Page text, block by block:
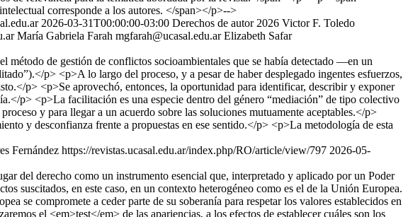
corresponde a los autores. </span></p>-->
2026-03-31T00:00:00-03:00 Derechos de autor 2026 Victor F. Toledo
María Gabriela Farah mgfarah@ucasal.edu.ar Elizabeth Safar
método de gestión de conflictos socioambientales que se había detectado —en un
p> <p>A lo largo del proceso, y a pesar de haber desplegado ingentes esfuerzos,
p> <p>Se aprovechó, entonces, la oportunidad para identificar, describir y exponer
p> <p>La facilitación es una especie dentro del género “mediación” de tipo colectivo
y para llegar a un acuerdo sobre las soluciones mutuamente aceptables.</p>
y desconfianza frente a propuestas en ese sentido.</p> <p>La metodología de esta
Fernández https://revistas.ucasal.edu.ar/index.php/RO/article/view/797 2026-05-
del derecho como un instrumento esencial que, interpretado y aplicado por un Poder
suscitados, en este caso, en un contexto heterogéneo como es el de la Unión Europea.
se compromete a ceder parte de su soberanía para respetar los valores establecidos en
el <em>test</em> de las apariencias, a los efectos de establecer cuáles son los